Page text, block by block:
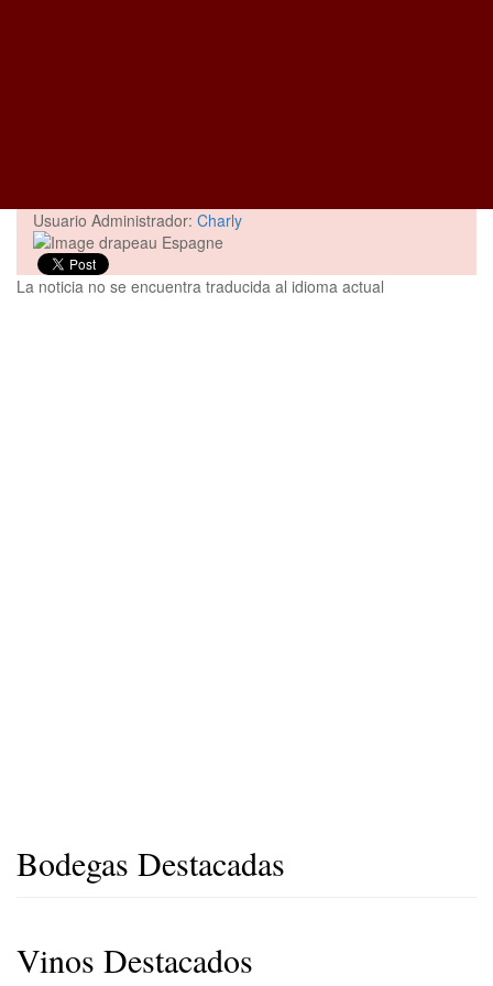
Usuario Administrador: Charly
La noticia no se encuentra traducida al idioma actual
Bodegas Destacadas
Vinos Destacados